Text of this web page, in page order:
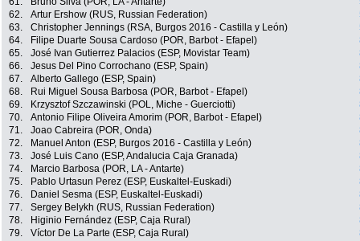
62.
Artur Ershow (RUS, Russian Federation)
63.
Christopher Jennings (RSA, Burgos 2016 - Castilla y León)
64.
Filipe Duarte Sousa Cardoso (POR, Barbot - Efapel)
65.
José Ivan Gutierrez Palacios (ESP, Movistar Team)
66.
Jesus Del Pino Corrochano (ESP, Spain)
67.
Alberto Gallego (ESP, Spain)
68.
Rui Miguel Sousa Barbosa (POR, Barbot - Efapel)
69.
Krzysztof Szczawinski (POL, Miche - Guerciotti)
70.
Antonio Filipe Oliveira Amorim (POR, Barbot - Efapel)
71.
Joao Cabreira (POR, Onda)
72.
Manuel Anton (ESP, Burgos 2016 - Castilla y León)
73.
José Luis Cano (ESP, Andalucia Caja Granada)
74.
Marcio Barbosa (POR, LA - Antarte)
75.
Pablo Urtasun Perez (ESP, Euskaltel-Euskadi)
76.
Daniel Sesma (ESP, Euskaltel-Euskadi)
77.
Sergey Belykh (RUS, Russian Federation)
78.
Higinio Fernández (ESP, Caja Rural)
79.
Víctor De La Parte (ESP, Caja Rural)